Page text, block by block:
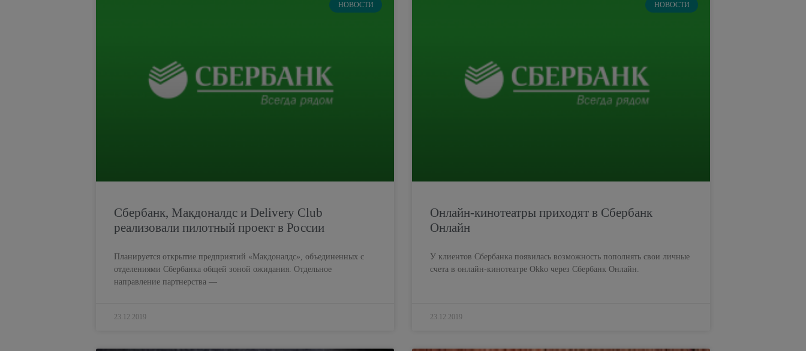
НОВОСТИ
Сбербанк, Макдоналдс и Delivery Club
реализовали пилотный проект в России
Планируется открытие предприятий «Макдоналдс», объединенных с
отделениями Сбербанка общей зоной ожидания. Отдельное
направление партнерства —
23.12.2019
НОВОСТИ
Онлайн-кинотеатры приходят в Сбербанк
Онлайн
У клиентов Сбербанка появилась возможность пополнять свои личные
счета в онлайн-кинотеатре Okko через Сбербанк Онлайн.
23.12.2019